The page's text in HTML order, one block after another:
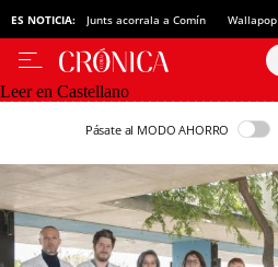
ES NOTICIA: Junts acorrala a Comín Wallapop
Leer en Castellano
Pásate al MODO AHORRO